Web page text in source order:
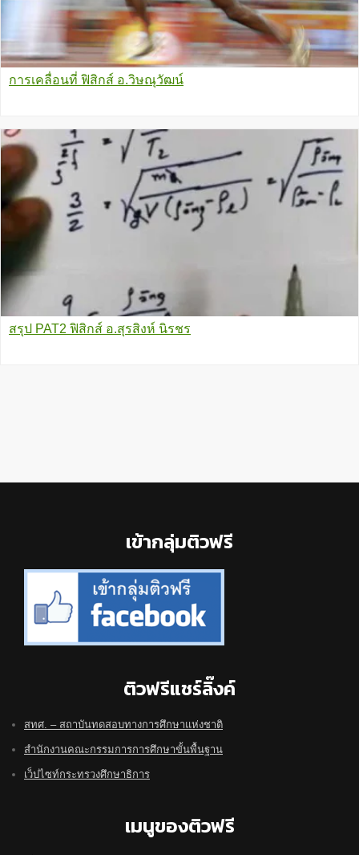
การเคลื่อนที่ ฟิสิกส์ อ.วิษณุวัฒน์
สรุป PAT2 ฟิสิกส์ อ.สุรสิงห์ นิรชร
เข้ากลุ่มติวฟรี
ติวฟรีแชร์ลิ๊งค์
สทศ. – สถาบันทดสอบทางการศึกษาแห่งชาติ
สำนักงานคณะกรรมการการศึกษาขั้นพื้นฐาน
เว็ปไซท์กระทรวงศึกษาธิการ
เมนูของติวฟรี